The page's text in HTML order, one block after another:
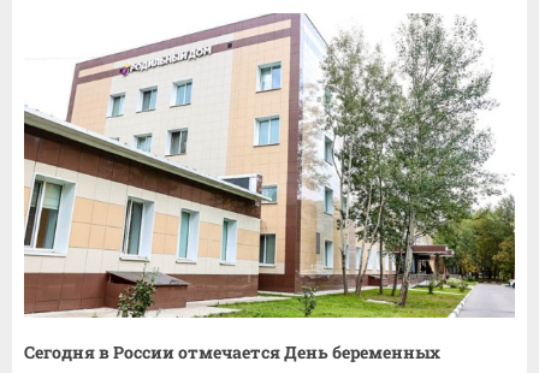
Сегодня в России отмечается День беременных